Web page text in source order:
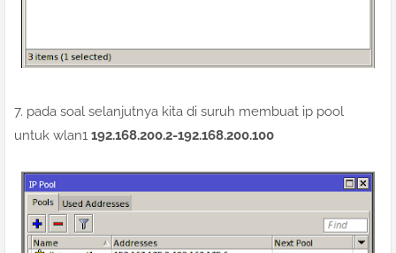
7. pada soal selanjutnya kita di suruh membuat ip pool
untuk wlan1 192.168.200.2-192.168.200.100